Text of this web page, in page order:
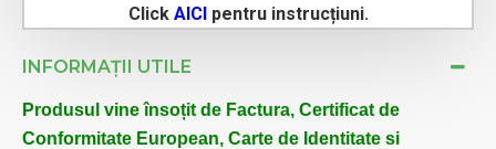
Click AICIpentru instrucțiuni.
INFORMAȚII UTILE
Produsul vine însoțit de Factura, Certificat de
Conformitate European, Carte de Identitate si